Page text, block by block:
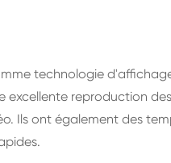
technologie
excellente reproduction
Ils ont également des